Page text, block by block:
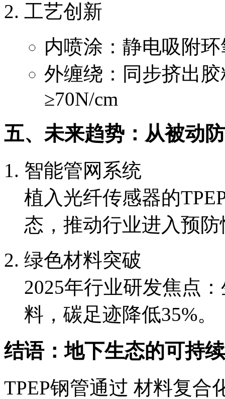
工艺创新
内喷涂：静电吸附
外缠绕：同步挤出
≥70N/cm
五、未来趋势：从被动
智能管网系统
植入光纤传感器的
态，推动行业进入预
绿色材料突破
2025年行业研发焦点
料，碳足迹降低35%。
结语：地下生态的可持
TPEP钢管通过 材料复合